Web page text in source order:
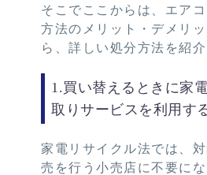
そこでここからは、エア
方法のメリット・デメリ
ら、詳しい処分方法を紹介
1.買い替えるときに家
取りサービスを利用す
家電リサイクル法では、
売を行う小売店に不要に